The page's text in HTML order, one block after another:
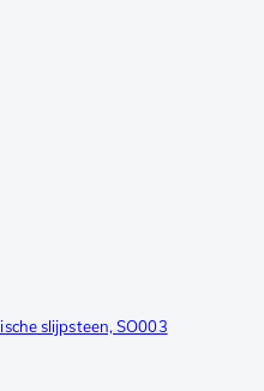
slijpsteen, SO003